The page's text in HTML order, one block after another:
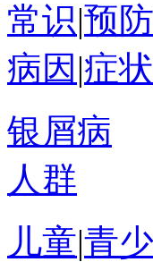
常识|预防
病因 |症状
银屑病
人群
儿童|青